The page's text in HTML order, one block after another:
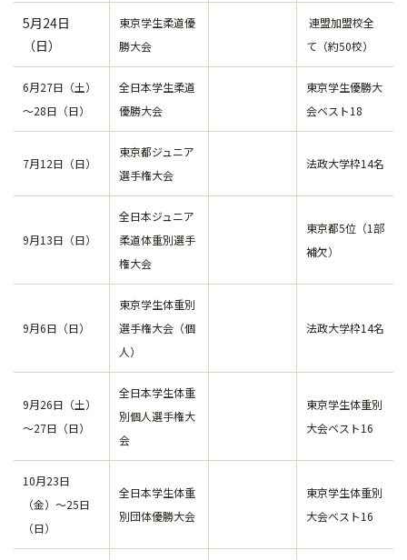
5月24日
（日）
東京学生柔道優
勝大会
連盟加盟校全
て（約50校）
6月27日（土）
～28日（日）
全日本学生柔道
優勝大会
東京学生優勝大
会ベスト18
7月12日（日）
東京都ジュニア
選手権大会
法政大学枠14名
9月13日（日）
全日本ジュニア
柔道体重別選手
権大会
東京都5位（1部
補欠）
9月6日（日）
東京学生体重別
選手権大会（個
人）
法政大学枠14名
9月26日（土）
～27日（日）
全日本学生体重
別個人選手権大
会
東京学生体重別
大会ベスト16
10月23日
（金）～25日
（日）
全日本学生体重
別団体優勝大会
東京学生体重別
大会ベスト16